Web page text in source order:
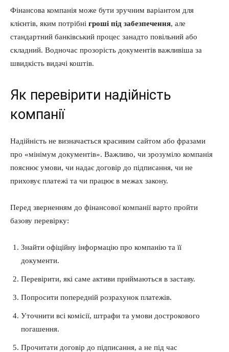
Фінансова компанія може бути зручним варіантом для
клієнтів, яким потрібні гроші під забезпечення, але
стандартний банківський процес занадто повільний або
складний. Водночас прозорість документів важливіша за
швидкість видачі коштів.
Як перевірити надійність
компанії
Надійність не визначається красивим сайтом або фразами
про «мінімум документів». Важливо, чи зрозуміло компанія
пояснює умови, чи надає договір до підписання, чи не
приховує платежі та чи працює в межах закону.
Перед зверненням до фінансової компанії варто пройти
базову перевірку:
Знайти офіційну інформацію про компанію та її
документи.
Перевірити, які саме активи приймаються в заставу.
Попросити попередній розрахунок платежів.
Уточнити всі комісії, штрафи та умови дострокового
погашення.
Прочитати договір до підписання, а не під час